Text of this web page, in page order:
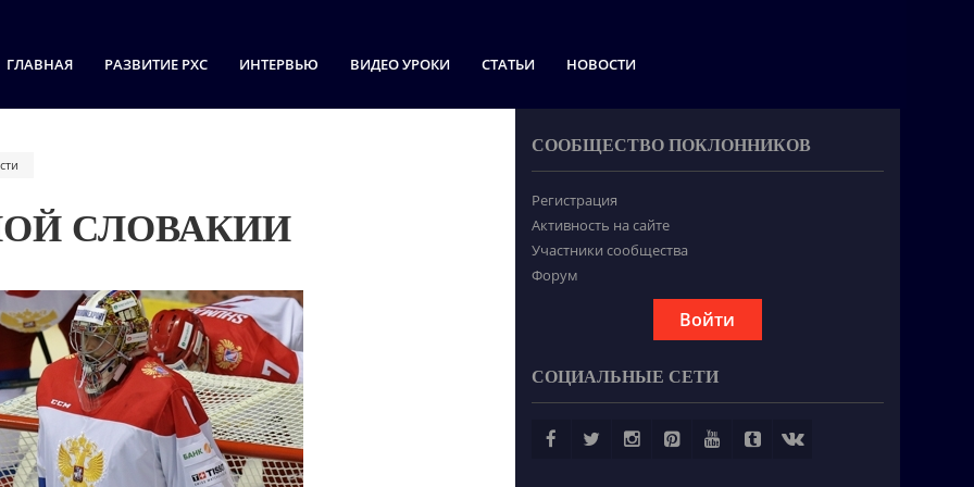
ГЛАВНАЯ РАЗВИТИЕ РХС ИНТЕРВЬЮ ВИДЕО УРОКИ СТАТЬИ НОВОСТИ
СЛОВАКИИ
СООБЩЕСТВО ПОКЛОННИКОВ
Регистрация
Активность на сайте
Участники сообщества
Форум
Войти
СОЦИАЛЬНЫЕ СЕТИ